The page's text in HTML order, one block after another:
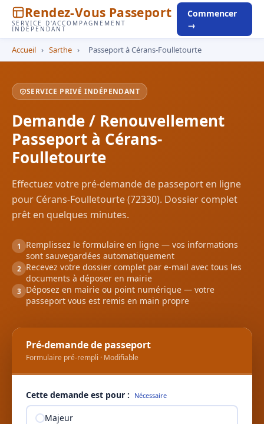
Rendez-Vous Passeport
SERVICE D'ACCOMPAGNEMENT
INDÉPENDANT
Commencer
→
Accueil › Sarthe › Passeport à Cérans-Foulletourte
SERVICE PRIVÉ INDÉPENDANT
Demande / Renouvellement
Passeport à Cérans-
Foulletourte
Effectuez votre pré-demande de passeport en ligne
pour Cérans-Foulletourte (72330). Dossier complet
prêt en quelques minutes.
1
Remplissez le formulaire en ligne — vos informations
sont sauvegardées automatiquement
2 Recevez votre dossier complet par e-mail avec tous les
documents à déposer en mairie
3 Déposez en mairie ou point numérique — votre
passeport vous est remis en main propre
Pré-demande de passeport
Formulaire pré-rempli · Modifiable
Cette demande est pour : Nécessaire
Majeur